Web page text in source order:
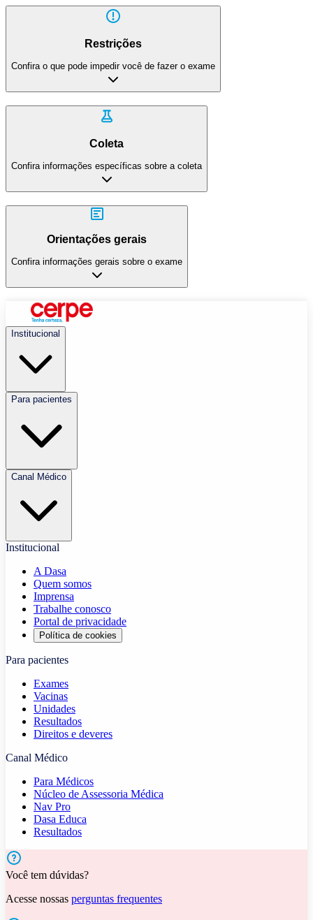
Restrições
Confira o que pode impedir você de fazer o exame
Coleta
Confira informações específicas sobre a coleta
Orientações gerais
Confira informações gerais sobre o exame
Institucional
Para pacientes
Canal Médico
Institucional
A Dasa
Quem somos
Imprensa
Trabalhe conosco
Portal de privacidade
Política de cookies
Para pacientes
Exames
Vacinas
Unidades
Resultados
Direitos e deveres
Canal Médico
Para Médicos
Núcleo de Assessoria Médica
Nav Pro
Dasa Educa
Resultados
Você tem dúvidas?
Acesse nossas perguntas frequentes